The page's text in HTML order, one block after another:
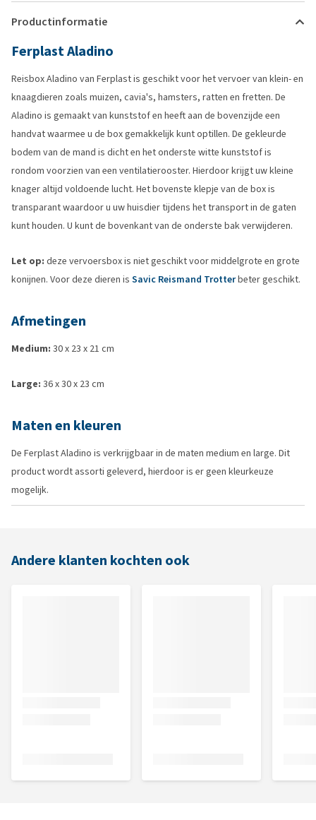
Productinformatie
Ferplast Aladino
Reisbox Aladino van Ferplast is geschikt voor het vervoer van klein- en
knaagdieren zoals muizen, cavia's, hamsters, ratten en fretten. De
Aladino is gemaakt van kunststof en heeft aan de bovenzijde een
handvat waarmee u de box gemakkelijk kunt optillen. De gekleurde
bodem van de mand is dicht en het onderste witte kunststof is
rondom voorzien van een ventilatierooster. Hierdoor krijgt uw kleine
knager altijd voldoende lucht. Het bovenste klepje van de box is
transparant waardoor u uw huisdier tijdens het transport in de gaten
kunt houden. U kunt de bovenkant van de onderste bak verwijderen.
Let op: deze vervoersbox is niet geschikt voor middelgrote en grote
konijnen. Voor deze dieren is Savic Reismand Trotterbeter geschikt.
Afmetingen
Medium: 30 x 23 x 21 cm
Large: 36 x 30 x 23 cm
Maten en kleuren
De Ferplast Aladino is verkrijgbaar in de maten medium en large. Dit
product wordt assorti geleverd, hierdoor is er geen kleurkeuze
mogelijk.
Andere klanten kochten ook